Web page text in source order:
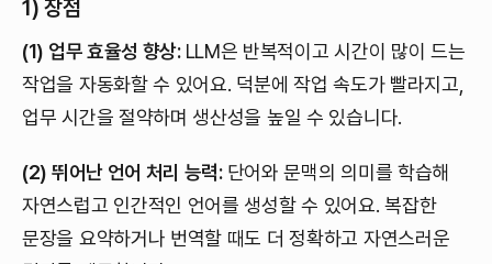
1) 장점
(1) 업무 효율성 향상: LLM은 반복적이고 시간이 많이 드는
작업을 자동화할 수 있어요. 덕분에 작업 속도가 빨라지고,
업무 시간을 절약하며 생산성을 높일 수 있습니다.
(2) 뛰어난 언어 처리 능력: 단어와 문맥의 의미를 학습해
자연스럽고 인간적인 언어를 생성할 수 있어요. 복잡한
문장을 요약하거나 번역할 때도 더 정확하고 자연스러운